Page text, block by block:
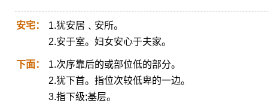
安宅：
1.犹安居﹑安所。
2.安于室。妇女安心于夫家。
下面：
1.次序靠后的或部位低的部分。
2.犹下首。指位次较低卑的一边。
3.指下级;基层。